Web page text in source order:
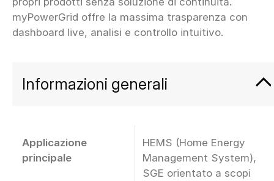
myPowerGrid offre la massima trasparenza con
Informazioni generali
Applicazione
principale
HEMS (Home Energy
Management System),
SGE orientato a scopi